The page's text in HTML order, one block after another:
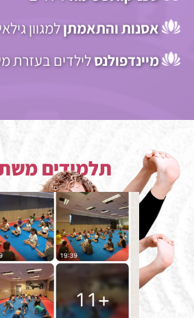
אסנות והתאמתןלמגוון
מיינדפולנסלילדים בעזרת
תלמידים